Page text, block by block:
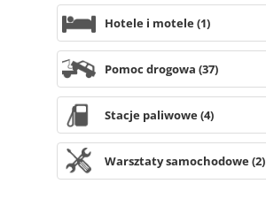
Hotele i motele (1)
Pomoc drogowa (37)
Stacje paliwowe (4)
Warsztaty samochodowe (2)